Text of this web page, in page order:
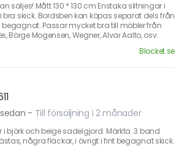
säljes! Mått 130 * 130 cm Enstaka slitningar i
bra skick. Bordsben kan köpas separat dels från
begagnat. Passar mycket bra till möbler från
Börge Mogensen, Wegner, Alvar Aalto, osv.
Blocket.se
- Till försäljning i 2 månader
björk och beige sadelgjord. Märkta. 3 band
några fläckar, i övrigt i fint begagnat skick.